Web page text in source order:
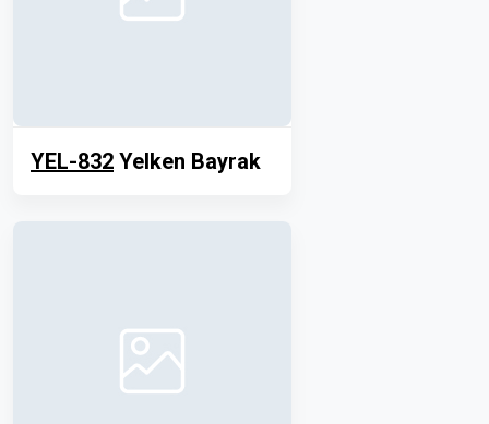
YEL-832 Yelken Bayrak